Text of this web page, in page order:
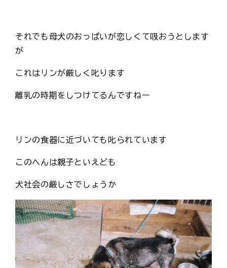
それでも母犬のおっぱいが恋しくて吸おうとします
が
これはリンが厳しく叱ります
離乳の時期をしつけてるんですねー
リンの食器に近づいても叱られています
このへんは親子といえども
犬社会の厳しさでしょうか